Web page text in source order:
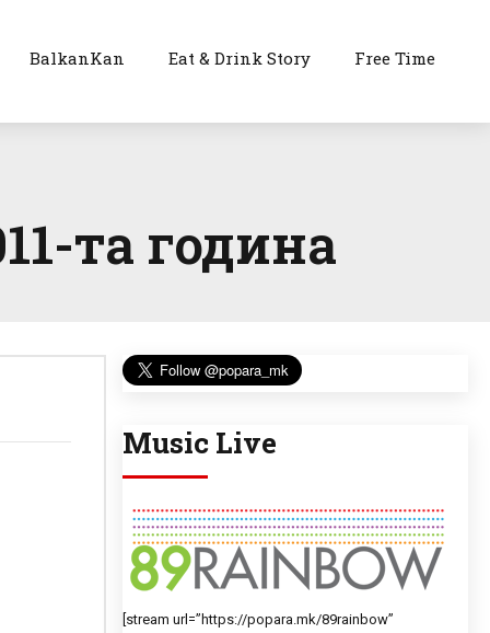
BalkanKan Eat & Drink Story Free Time
та година
Music Live
[stream url=”https://popara.mk/89rainbow”